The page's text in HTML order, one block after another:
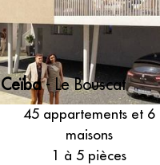
Ceïba- Le Bouscat
45 appartements et 6
maisons
1 à 5 pièces